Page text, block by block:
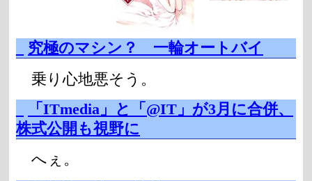
究極のマシン？ 一輪オートバイ
乗り心地悪そう。
「ITmedia」と「@IT」が3月に合併、
株式公開も視野に
へぇ。